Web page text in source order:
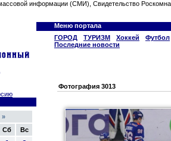
информации (СМИ), Свидетельство
Меню портала
ГОРОД
ТУРИЗМ Хоккей
Футбол
Последние новости
Сб
Вс
Фотография 3013